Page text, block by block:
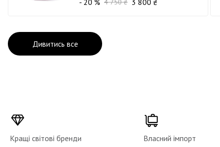
4 750 ₴
Дивитись все
Кращі світові бренди Власний імпорт